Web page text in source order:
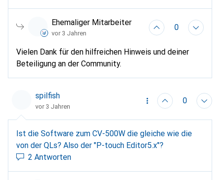
c=ch&lang=de&prod=vc500weuk&faqid=faqp0010004
Ehemaliger Mitarbeiter
vor 3 Jahren
0
Vielen Dank für den hilfreichen Hinweis und deiner
Beteiligung an der Community.
spilfish
vor 3 Jahren
0
Ist die Software zum CV-500W die gleiche wie die
von der QLs? Also der "P-touch Editor5.x"?
2 Antworten